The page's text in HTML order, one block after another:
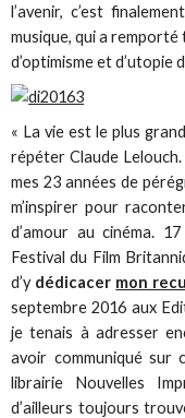
l’avenir, c’est
musique, qui a
d’optimisme et
« La vie est le plus
répéter Claude
mes 23 années de
m’inspirer pour
d’amour au cinéma.
Festival du Film
d’y dédicacer mon
septembre 2016 aux
je tenais à adresser
avoir communiqué sur
librairie Nouvelles
d’ailleurs toujours